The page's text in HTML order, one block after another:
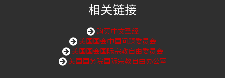
相关链接
购买中文圣经
美国国会中国问题委员会
美国国会国际宗教自由委员会
美国国务院国际宗教自由办公室